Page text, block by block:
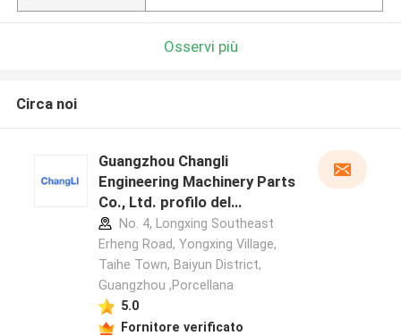
Osservi più
Circa noi
Guangzhou Changli
Engineering Machinery Parts
Co., Ltd. profilo del
produttore
No. 4, Longxing Southeast
Erheng Road, Yongxing Village,
Taihe Town, Baiyun District,
Guangzhou ,Porcellana
5.0
Fornitore verificato